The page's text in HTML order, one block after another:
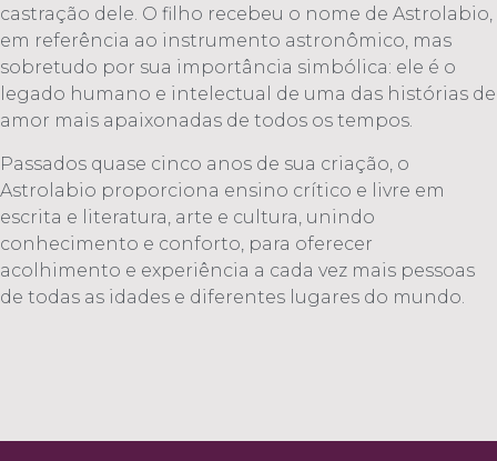
castração dele. O filho recebeu o nome de Astrolabio,
em referência ao instrumento astronômico, mas
sobretudo por sua importância simbólica: ele é o
legado humano e intelectual de uma das histórias de
amor mais apaixonadas de todos os tempos.
Passados quase cinco anos de sua criação, o
Astrolabio proporciona ensino crítico e livre em
escrita e literatura, arte e cultura, unindo
conhecimento e conforto, para oferecer
acolhimento e experiência a cada vez mais pessoas
de todas as idades e diferentes lugares do mundo.